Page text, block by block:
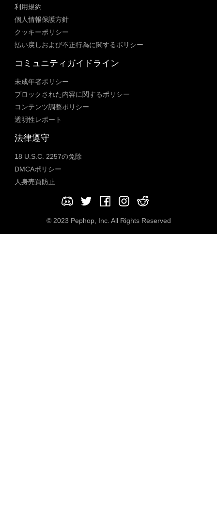
利用規約
個人情報保護方針
クッキーポリシー
払い戻しおよび不正行為に関するポリシー
コミュニティガイドライン
未成年者ポリシー
ブロックされた内容に関するポリシー
コンテンツ調整ポリシー
透明性レポート
法律遵守
18 U.S.C. 2257の免除
DMCAポリシー
人身売買防止
© 2023 Pephop, Inc. All Rights Reserved